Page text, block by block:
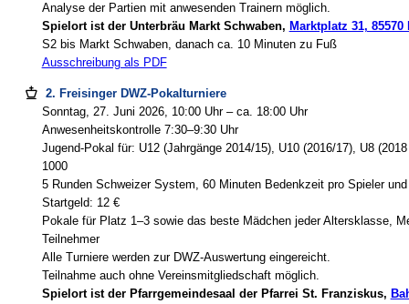
Analyse der Partien mit anwesenden Trainern möglich.
Spielort ist der Unterbräu Markt Schwaben, Marktplatz 31,
S2 bis Markt Schwaben, danach ca. 10 Minuten zu Fuß
Ausschreibung als PDF
2. Freisinger DWZ-Pokalturniere
Sonntag, 27. Juni 2026, 10:00 Uhr – ca. 18:00 Uhr
Anwesenheitskontrolle 7:30–9:30 Uhr
Jugend-Pokal für: U12 (Jahrgänge 2014/15), U10 (2016/17), U8
1000
5 Runden Schweizer System, 60 Minuten Bedenkzeit pro Spieler
Startgeld: 12 €
Pokale für Platz 1–3 sowie das beste Mädchen jeder Altersklasse,
Teilnehmer
Alle Turniere werden zur DWZ-Auswertung eingereicht.
Teilnahme auch ohne Vereinsmitgliedschaft möglich.
Spielort ist der Pfarrgemeindesaal der Pfarrei St. Franziskus,